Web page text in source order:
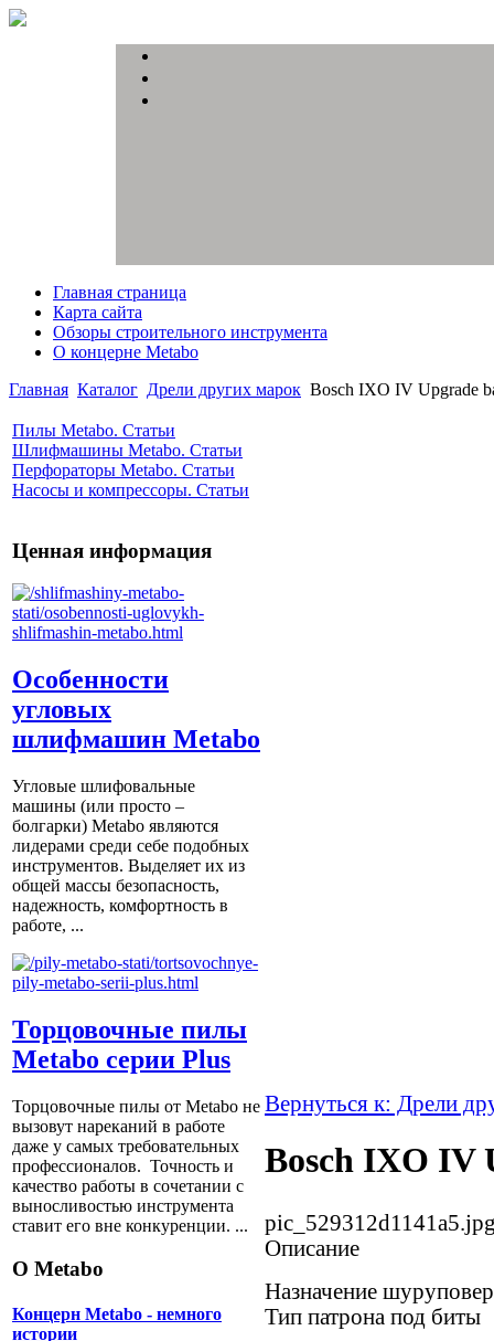
Главная страница
Карта сайта
Обзоры строительного инструмента
О концерне Metabo
Главная Каталог Дрели других марок Bosch IXO IV Upgrade
Пилы Metabo. Статьи
Шлифмашины Metabo. Статьи
Перфораторы Metabo. Статьи
Насосы и компрессоры. Статьи
Ценная информация
Особенности
угловых
шлифмашин Metabo
Угловые шлифовальные
машины (или просто –
болгарки) Мetabo являются
лидерами среди себе подобных
инструментов. Выделяет их из
общей массы безопасность,
надежность, комфортность в
работе, ...
Торцовочные пилы
Metabo серии Plus
Торцовочные пилы от Metabo не
вызовут нареканий в работе
даже у самых требовательных
профессионалов. Точность и
качество работы в сочетании с
выносливостью инструмента
ставит его вне конкуренции. ...
О Metabo
Концерн Metabo - немного
истории
Вернуться к: Дрели
Bosch IXO IV
Описание
Назначение
Тип патрона под биты